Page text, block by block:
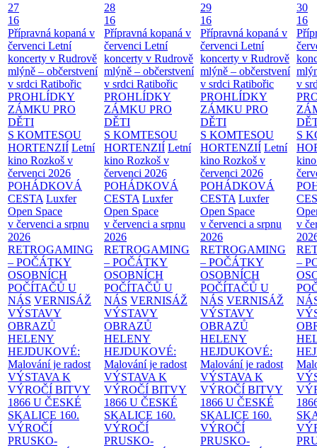
27
16
Přípravná kopaná v
červenci Letní
koncerty v Rudrově
mlýně – občerstvení
v srdci Ratibořic
PROHLÍDKY
ZÁMKU PRO
DĚTI
S KOMTESOU
HORTENZIÍ Letní
kino Rozkoš v
červenci 2026
POHÁDKOVÁ
CESTA Luxfer
Open Space
v červenci a srpnu
2026
RETROGAMING
– POČÁTKY
OSOBNÍCH
POČÍTAČŮ U
NÁS VERNISÁŽ
VÝSTAVY
OBRAZŮ
HELENY
HEJDUKOVÉ:
Malování je radost
VÝSTAVA K
VÝROČÍ BITVY
1866 U ČESKÉ
SKALICE 160.
VÝROČÍ
PRUSKO-
28
16
Přípravná kopaná v
červenci Letní
koncerty v Rudrově
mlýně – občerstvení
v srdci Ratibořic
PROHLÍDKY
ZÁMKU PRO
DĚTI
S KOMTESOU
HORTENZIÍ Letní
kino Rozkoš v
červenci 2026
POHÁDKOVÁ
CESTA Luxfer
Open Space
v červenci a srpnu
2026
RETROGAMING
– POČÁTKY
OSOBNÍCH
POČÍTAČŮ U
NÁS VERNISÁŽ
VÝSTAVY
OBRAZŮ
HELENY
HEJDUKOVÉ:
Malování je radost
VÝSTAVA K
VÝROČÍ BITVY
1866 U ČESKÉ
SKALICE 160.
VÝROČÍ
PRUSKO-
29
16
Přípravná kopaná v
červenci Letní
koncerty v Rudrově
mlýně – občerstvení
v srdci Ratibořic
PROHLÍDKY
ZÁMKU PRO
DĚTI
S KOMTESOU
HORTENZIÍ Letní
kino Rozkoš v
červenci 2026
POHÁDKOVÁ
CESTA Luxfer
Open Space
v červenci a srpnu
2026
RETROGAMING
– POČÁTKY
OSOBNÍCH
POČÍTAČŮ U
NÁS VERNISÁŽ
VÝSTAVY
OBRAZŮ
HELENY
HEJDUKOVÉ:
Malování je radost
VÝSTAVA K
VÝROČÍ BITVY
1866 U ČESKÉ
SKALICE 160.
VÝROČÍ
PRUSKO-
30
16
v
S
v
–